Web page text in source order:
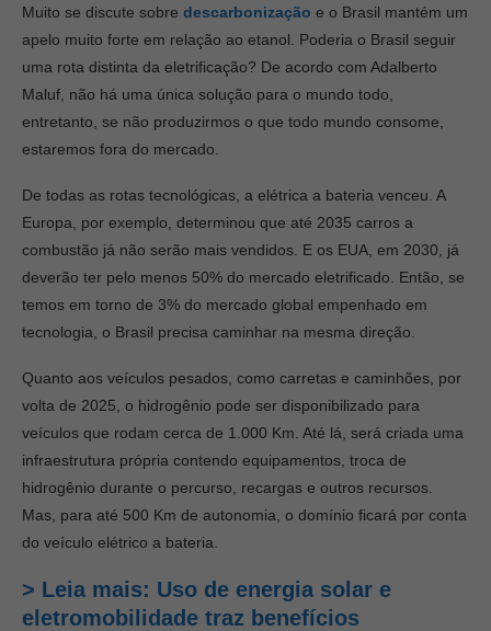
Muito se discute sobre descarbonização e o Brasil mantém um
apelo muito forte em relação ao etanol. Poderia o Brasil seguir
uma rota distinta da eletrificação? De acordo com Adalberto
Maluf, não há uma única solução para o mundo todo,
entretanto, se não produzirmos o que todo mundo consome,
estaremos fora do mercado.
De todas as rotas tecnológicas, a elétrica a bateria venceu. A
Europa, por exemplo, determinou que até 2035 carros a
combustão já não serão mais vendidos. E os EUA, em 2030, já
deverão ter pelo menos 50% do mercado eletrificado. Então, se
temos em torno de 3% do mercado global empenhado em
tecnologia, o Brasil precisa caminhar na mesma direção.
Quanto aos veículos pesados, como carretas e caminhões, por
volta de 2025, o hidrogênio pode ser disponibilizado para
veículos que rodam cerca de 1.000 Km. Até lá, será criada uma
infraestrutura própria contendo equipamentos, troca de
hidrogênio durante o percurso, recargas e outros recursos.
Mas, para até 500 Km de autonomia, o domínio ficará por conta
do veículo elétrico a bateria.
> Leia mais: Uso de energia solar e
eletromobilidade traz benefícios